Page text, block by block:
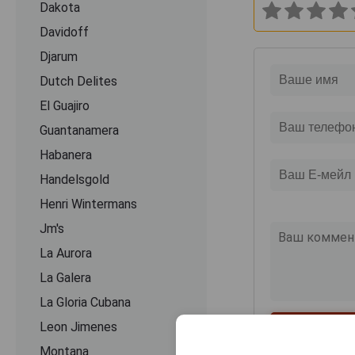
Dakota
Davidoff
Djarum
Dutch Delites
El Guajiro
Guantanamera
Habanera
Handelsgold
Henri Wintermans
Jm's
La Aurora
La Galera
La Gloria Cubana
Leon Jimenes
Montana